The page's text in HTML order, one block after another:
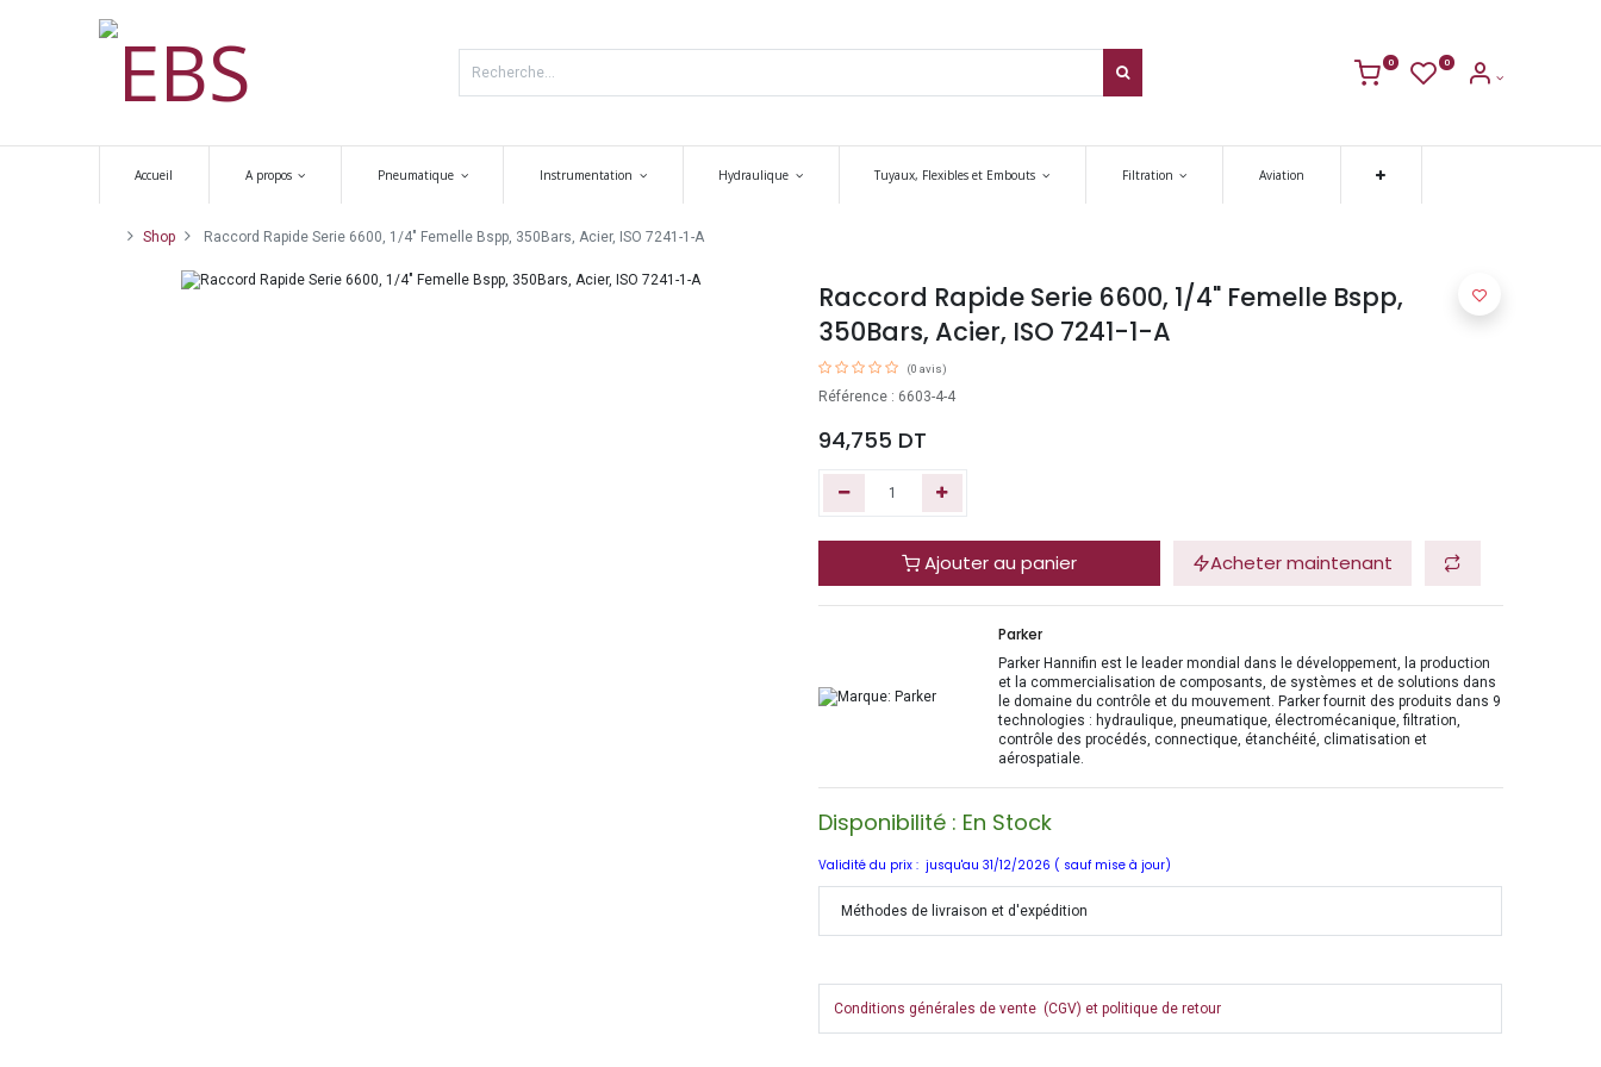
0 0
Accueil A propos Pneumatique Instrumentation Hydraulique Tuyaux, Flexibles et Embouts Filtration Aviation
Shop Raccord Rapide Serie 6600, 1/4" Femelle Bspp, 350Bars, Acier, ISO 7241-1-A
Raccord Rapide Serie 6600, 1/4" Femelle Bspp,
350Bars, Acier, ISO 7241-1-A
(0 avis)
Référence : 6603-4-4
94,755 DT
Ajouter au panier Acheter maintenant
Parker
Parker Hannifin est le leader mondial dans le développement, la production
et la commercialisation de composants, de systèmes et de solutions dans
le domaine du contrôle et du mouvement. Parker fournit des produits dans 9
technologies : hydraulique, pneumatique, électromécanique, filtration,
contrôle des procédés, connectique, étanchéité, climatisation et
aérospatiale.
Disponibilité : En Stock
Validité du prix : jusqu'au 31/12/2026 ( sauf mise à jour)
Méthodes de livraison et d'expédition
Conditions générales de vente (CGV) et politique de retour